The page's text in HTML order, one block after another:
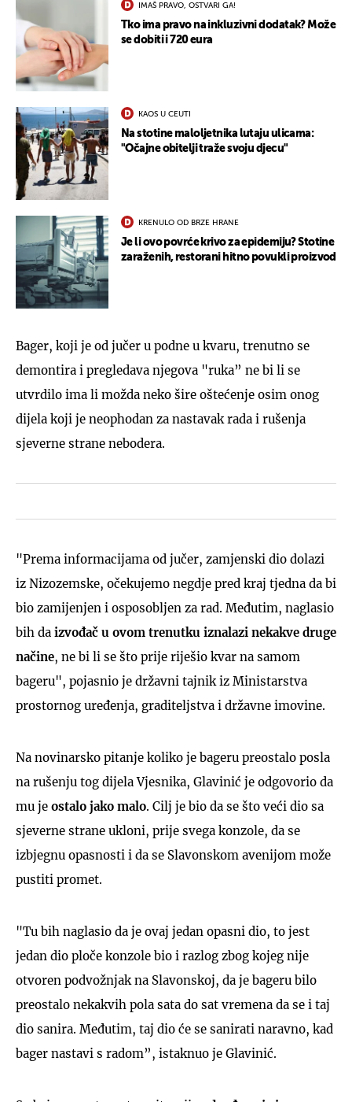
IMAŠ PRAVO, OSTVARI GA!
Tko ima pravo na inkluzivni dodatak? Može
se dobiti i 720 eura
KAOS U CEUTI
Na stotine maloljetnika lutaju ulicama:
"Očajne obitelji traže svoju djecu"
KRENULO OD BRZE HRANE
Je li ovo povrće krivo za epidemiju? Stotine
zaraženih, restorani hitno povukli proizvod
Bager, koji je od jučer u podne u kvaru, trenutno se
demontira i pregledava njegova "ruka” ne bi li se
utvrdilo ima li možda neko šire oštećenje osim onog
dijela koji je neophodan za nastavak rada i rušenja
sjeverne strane nebodera.
"Prema informacijama od jučer, zamjenski dio dolazi
iz Nizozemske, očekujemo negdje pred kraj tjedna da bi
bio zamijenjen i osposobljen za rad. Međutim, naglasio
bih da izvođač u ovom trenutku iznalazi nekakve druge
načine, ne bi li se što prije riješio kvar na samom
bageru", pojasnio je državni tajnik iz Ministarstva
prostornog uređenja, graditeljstva i državne imovine.
Na novinarsko pitanje koliko je bageru preostalo posla
na rušenju tog dijela Vjesnika, Glavinić je odgovorio da
mu je ostalo jako malo. Cilj je bio da se što veći dio sa
sjeverne strane ukloni, prije svega konzole, da se
izbjegnu opasnosti i da se Slavonskom avenijom može
pustiti promet.
"Tu bih naglasio da je ovaj jedan opasni dio, to jest
jedan dio ploče konzole bio i razlog zbog kojeg nije
otvoren podvožnjak na Slavonskoj, da je bageru bilo
preostalo nekakvih pola sata do sat vremena da se i taj
dio sanira. Međutim, taj dio će se sanirati naravno, kad
bager nastavi s radom”, istaknuo je Glavinić.